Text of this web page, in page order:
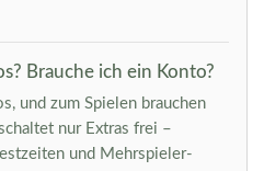
Brauche ich ein Konto?
und zum Spielen brauchen
nur Extras frei –
und Mehrspieler-